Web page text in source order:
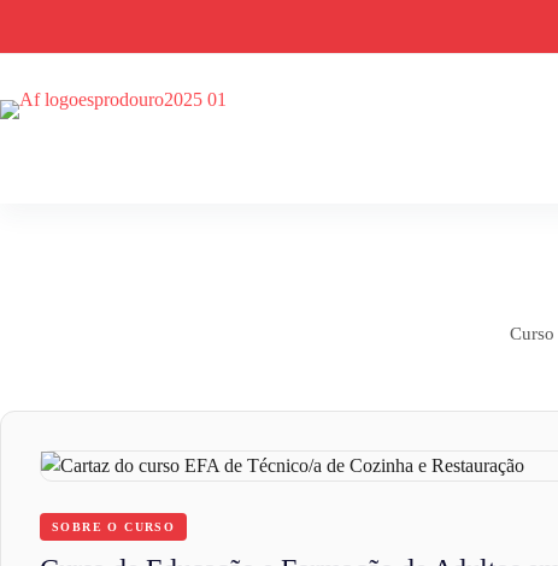
content
SOBRE O CURSO